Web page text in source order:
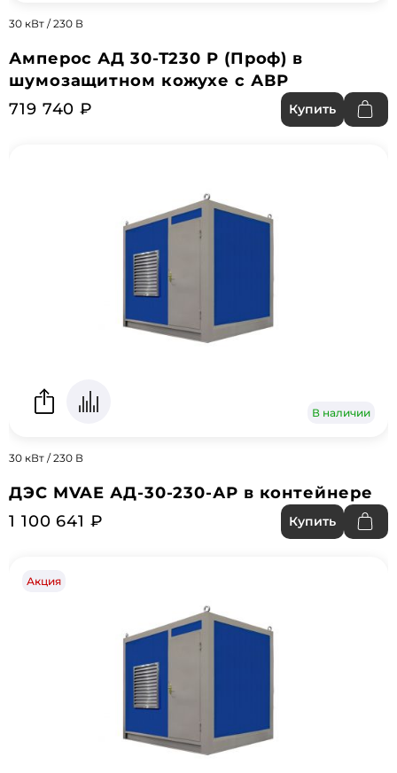
30 кВт / 230 В
Амперос АД 30-Т230 P (Проф) в
шумозащитном кожухе с АВР
719 740 ₽
Купить
В наличии
30 кВт / 230 В
ДЭС MVAE АД-30-230-АР в контейнере
1 100 641 ₽
Купить
Акция